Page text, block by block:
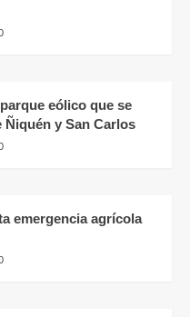
eólico que se
Ñiquén y San Carlos
emergencia agrícola